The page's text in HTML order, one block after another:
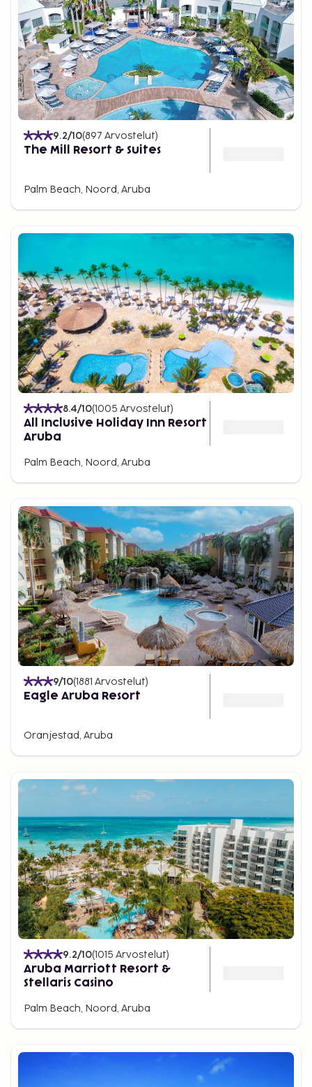
9.2/10(897 Arvostelut)
The Mill Resort & Suites
Palm Beach, Noord, Aruba
8.4/10(1005 Arvostelut)
All Inclusive Holiday Inn Resort
Aruba
Palm Beach, Noord, Aruba
9/10(1881 Arvostelut)
Eagle Aruba Resort
Oranjestad, Aruba
9.2/10(1015 Arvostelut)
Aruba Marriott Resort &
Stellaris Casino
Palm Beach, Noord, Aruba